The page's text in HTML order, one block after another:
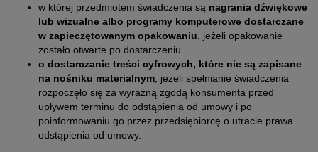
w której przedmiotem świadczenia są nagrania dźwiękowe
lub wizualne albo programy komputerowe dostarczane
w zapieczętowanym opakowaniu, jeżeli opakowanie
zostało otwarte po dostarczeniu
o dostarczanie treści cyfrowych, które nie są zapisane
na nośniku materialnym, jeżeli spełnianie świadczenia
rozpoczęło się za wyraźną zgodą konsumenta przed
upływem terminu do odstąpienia od umowy i po
poinformowaniu go przez przedsiębiorcę o utracie prawa
odstąpienia od umowy.